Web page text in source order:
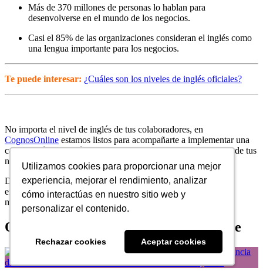
Utilizamos cookies para proporcionar una mejor
experiencia, mejorar el rendimiento, analizar
cómo interactúas en nuestro sitio web y
personalizar el contenido.
Rechazar cookies Aceptar cookies
Utilizamos cookies para proporcionar una mejor
experiencia, mejorar el rendimiento, analizar
cómo interactúas en nuestro sitio web y
personalizar el contenido.
Rechazar cookies Aceptar cookies
Más de 370 millones de personas lo hablan para
desenvolverse en el mundo de los negocios.
Casi el 85% de las organizaciones consideran el inglés como
una lengua importante para los negocios.
Te puede interesar: ¿Cuáles son los niveles de inglés oficiales?
No importa el nivel de inglés de tus colaboradores, en
CognosOnline estamos listos para acompañarte a implementar una
capacitación en inglés personalizada, de calidad y a la medida de tus
necesidades.
Da
clic aquíy descubre cómo hacer de tu talento la puerta de
entrada a más y mejores oportunidades de crecimiento a nivel
mundial.
Otros artículos que podrían interesarte